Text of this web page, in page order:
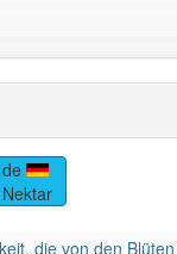
Artikel korrekt
de
Nektar
die von den